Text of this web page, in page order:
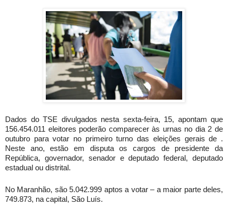
Dados do TSE divulgados nesta sexta-feira, 15, apontam que
156.454.011 eleitores poderão comparecer às urnas no dia 2 de
outubro para votar no primeiro turno das eleições gerais de .
Neste ano, estão em disputa os cargos de presidente da
República, governador, senador e deputado federal, deputado
estadual ou distrital.
No Maranhão, são 5.042.999 aptos a votar – a maior parte deles,
749.873, na capital, São Luís.